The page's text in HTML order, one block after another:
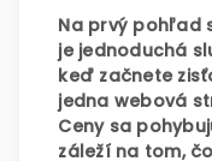
Na prvý pohľad
je jednoduchá
keď začnete
jedna webová
Ceny sa
záleží na tom,